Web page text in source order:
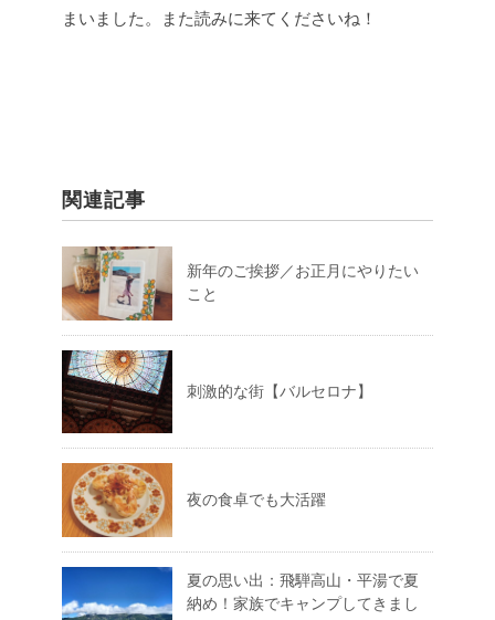
まいました。また読みに来てくださいね！
関連記事
新年のご挨拶／お正月にやりたい
こと
刺激的な街【バルセロナ】
夜の食卓でも大活躍
夏の思い出：飛騨高山・平湯で夏
納め！家族でキャンプしてきまし